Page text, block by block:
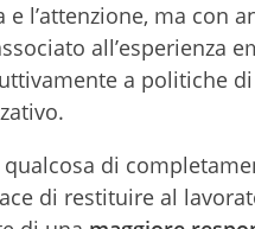
e l’attenzione, ma con
all’esperienza
a politiche
qualcosa di
di restituire al